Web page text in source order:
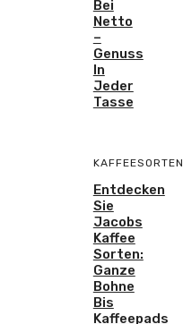
Bei
Netto
–
Genuss
In
Jeder
Tasse
KAFFEESORTEN
Entdecken
Sie
Jacobs
Kaffee
Sorten:
Ganze
Bohne
Bis
Kaffeepads